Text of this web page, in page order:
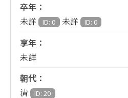
卒年：
未詳 ID: 0 未詳 ID: 0
享年：
未詳
朝代：
清 ID: 20